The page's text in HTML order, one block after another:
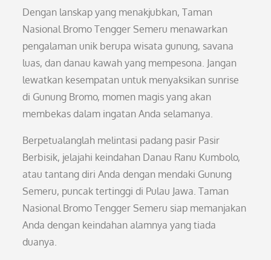
Dengan lanskap yang menakjubkan, Taman
Nasional Bromo Tengger Semeru menawarkan
pengalaman unik berupa wisata gunung, savana
luas, dan danau kawah yang mempesona. Jangan
lewatkan kesempatan untuk menyaksikan sunrise
di Gunung Bromo, momen magis yang akan
membekas dalam ingatan Anda selamanya.
Berpetualanglah melintasi padang pasir Pasir
Berbisik, jelajahi keindahan Danau Ranu Kumbolo,
atau tantang diri Anda dengan mendaki Gunung
Semeru, puncak tertinggi di Pulau Jawa. Taman
Nasional Bromo Tengger Semeru siap memanjakan
Anda dengan keindahan alamnya yang tiada
duanya.